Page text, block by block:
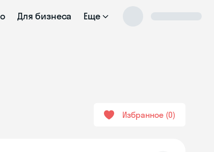
Для бизнеса Еще
Избранное 0